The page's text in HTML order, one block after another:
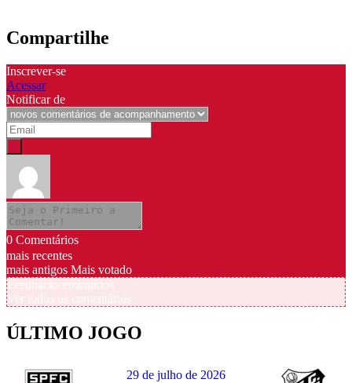
Compartilhe
Inscrever-se
Acessar
Notificar de
0 Comentários
mais recentes
mais antigos Mais votado
ÚLTIMO JOGO
29 de julho de 2026